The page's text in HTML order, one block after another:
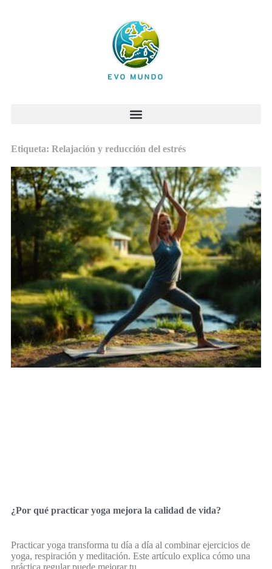
Etiqueta: Relajación y reducción del estrés
¿Por qué practicar yoga mejora la calidad de vida?
Practicar yoga transforma tu día a día al combinar ejercicios de
yoga, respiración y meditación. Este artículo explica cómo una
práctica regular puede mejorar tu